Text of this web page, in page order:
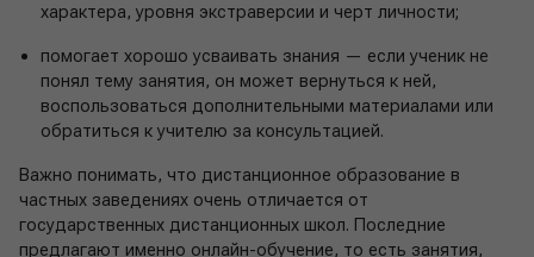
характера, уровня экстраверсии и черт личности;
помогает хорошо усваивать знания — если ученик не
понял тему занятия, он может вернуться к ней,
воспользоваться дополнительными материалами или
обратиться к учителю за консультацией.
Важно понимать, что дистанционное образование в
частных заведениях очень отличается от
государственных дистанционных школ. Последние
предлагают именно онлайн-обучение, то есть занятия,